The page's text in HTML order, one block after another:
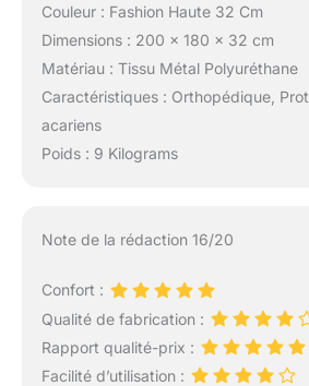
Couleur : Fashion Haute 32 Cm
Dimensions : 200 x 180 x 32 cm
Matériau : Tissu Métal Polyuréthane
Caractéristiques : Orthopédique,
acariens
Poids : 9 Kilograms
Note de la rédaction 16/20
Confort :
Qualité de fabrication :
Rapport qualité-prix :
Facilité d’utilisation :